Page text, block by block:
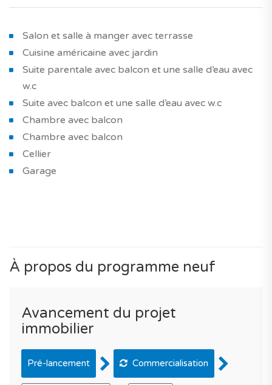
Salon et salle à manger avec terrasse
Cuisine américaine avec jardin
Suite parentale avec balcon et une salle d’eau avec
w.c
Suite avec balcon et une salle d’eau avec w.c
Chambre avec balcon
Chambre avec balcon
Cellier
Garage
À propos du programme neuf
Avancement du projet
immobilier
Pré-lancement Commercialisation